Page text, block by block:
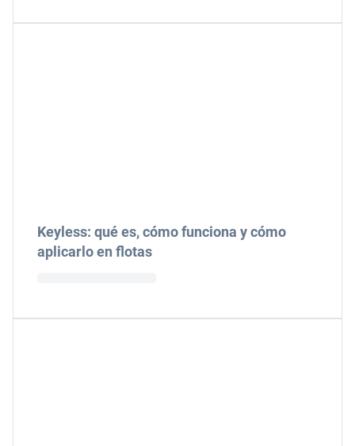
Keyless: qué es, cómo funciona y cómo
aplicarlo en flotas